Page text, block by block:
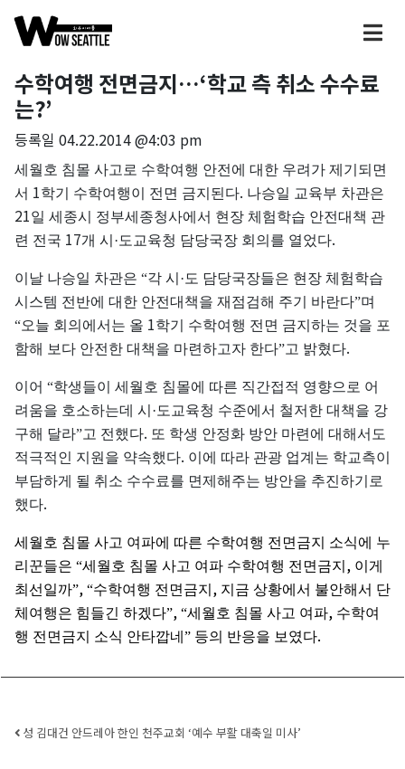
수학여행 전면금지…‘학교 측 취소 수수료
는?’
등록일 04.22.2014 @4:03 pm
세월호 침몰 사고로 수학여행 안전에 대한 우려가 제기되면
서 1학기 수학여행이 전면 금지된다. 나승일 교육부 차관은
21일 세종시 정부세종청사에서 현장 체험학습 안전대책 관
련 전국 17개 시·도교육청 담당국장 회의를 열었다.
이날 나승일 차관은 “각 시·도 담당국장들은 현장 체험학습
시스템 전반에 대한 안전대책을 재점검해 주기
바란다”며
“오늘 회의에서는 올 1학기 수학여행 전면 금지하는 것을 포
함해 보다 안전한 대책을 마련하고자 한다”고 밝혔다.
이어 “학생들이 세월호 침몰에 따른 직간접적 영향으로 어
려움을 호소하는데 시·도교육청 수준에서 철저한 대책을 강
구해 달라”고 전했다. 또 학생 안정화 방안 마련에 대해서도
적극적인 지원을 약속했다. 이에 따라 관광 업계는 학교측이
부담하게 될 취소 수수료를 면제해주는 방안을 추진하기로
했다.
세월호 침몰 사고 여파에 따른 수학여행 전면금지 소식에 누
리꾼들은 “세월호 침몰 사고 여파 수학여행 전면금지 , 이게
최선일까”, “수학여행 전면금지 , 지금 상황에서 불안해서 단
체여행은 힘들긴 하겠다”, “세월호 침몰 사고 여파, 수학여
행 전면금지 소식 안타깝네” 등의 반응을 보였다.
Post navigation
성 김대건 안드레아 한인 천주교회 ‘예수 부활 대축일 미사’